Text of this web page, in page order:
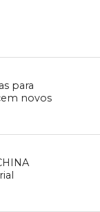
para
novos